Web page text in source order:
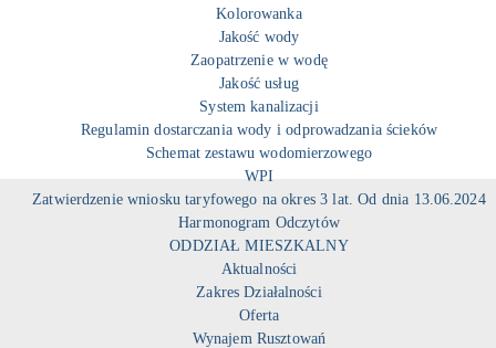
Kolorowanka
Jakość wody
Zaopatrzenie w wodę
Jakość usług
System kanalizacji
Regulamin dostarczania wody i odprowadzania ścieków
Schemat zestawu wodomierzowego
WPI
Zatwierdzenie wniosku taryfowego na okres 3 lat. Od dnia 13.06.2024
Harmonogram Odczytów
ODDZIAŁ MIESZKALNY
Aktualności
Zakres Działalności
Oferta
Wynajem Rusztowań